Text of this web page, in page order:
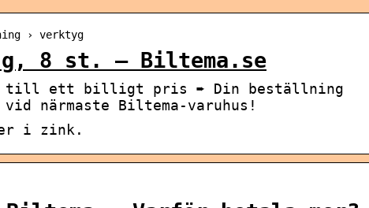
› verktyg
8 st. – Biltema.se
till ett billigt pris ➨ Din beställning
vid närmaste Biltema-varuhus!
i zink.